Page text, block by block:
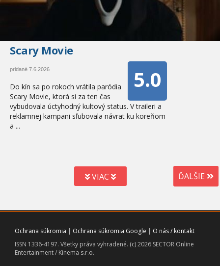
Scary Movie
5.0
pridané 7.6.2026
Do kín sa po rokoch vrátila paródia
Scary Movie, ktorá si za ten čas
vybudovala úctyhodný kultový status. V traileri a
reklamnej kampani sľubovala návrat ku koreňom
a ...
VIAC ĎALŠIE
Ochrana súkromia | Ochrana súkromia Google | O nás / kontakt
ISSN 1336-4197. Všetky práva vyhradené. (c) 2026 SECTOR Online
Entertainment / Kinema s.r.o.